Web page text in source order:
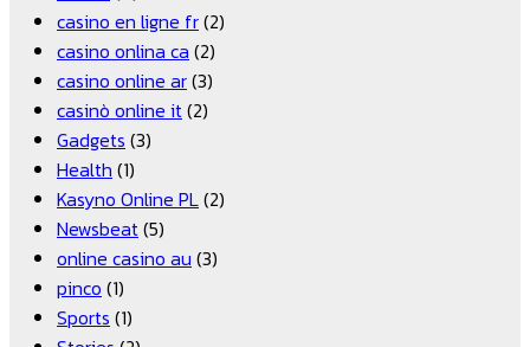
casino en ligne fr(2)
casino onlina ca (2)
casino online ar(3)
casinò online it(2)
Gadgets (3)
Health (1)
Kasyno Online PL(2)
Newsbeat(5)
online casino au (3)
pinco (1)
Sports (1)